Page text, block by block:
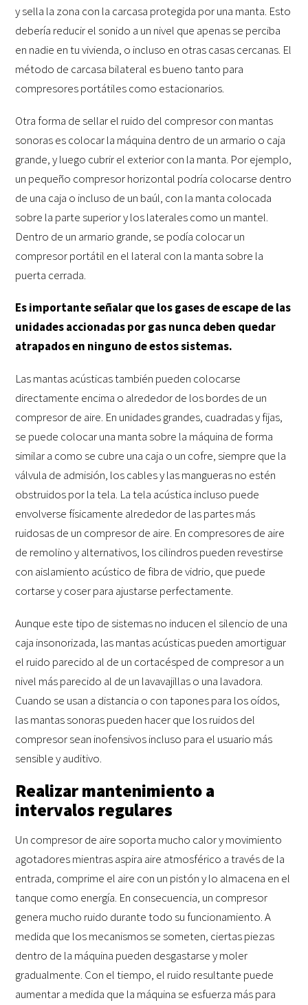
y sella la zona con la carcasa protegida por una manta. Esto
debería reducir el sonido a un nivel que apenas se perciba
en nadie en tu vivienda, o incluso en otras casas cercanas. El
método de carcasa bilateral es bueno tanto para
compresores portátiles como estacionarios.
Otra forma de sellar el ruido del compresor con mantas
sonoras es colocar la máquina dentro de un armario o caja
grande, y luego cubrir el exterior con la manta. Por ejemplo,
un pequeño compresor horizontal podría colocarse dentro
de una caja o incluso de un baúl, con la manta colocada
sobre la parte superior y los laterales como un mantel.
Dentro de un armario grande, se podía colocar un
compresor portátil en el lateral con la manta sobre la
puerta cerrada.
Es importante señalar que los gases de escape de las
unidades accionadas por gas nunca deben quedar
atrapados en ninguno de estos sistemas.
Las mantas acústicas también pueden colocarse
directamente encima o alrededor de los bordes de un
compresor de aire. En unidades grandes, cuadradas y fijas,
se puede colocar una manta sobre la máquina de forma
similar a como se cubre una caja o un cofre, siempre que la
válvula de admisión, los cables y las mangueras no estén
obstruidos por la tela. La tela acústica incluso puede
envolverse físicamente alrededor de las partes más
ruidosas de un compresor de aire. En compresores de aire
de remolino y alternativos, los cilindros pueden revestirse
con aislamiento acústico de fibra de vidrio, que puede
cortarse y coser para ajustarse perfectamente.
Aunque este tipo de sistemas no inducen el silencio de una
caja insonorizada, las mantas acústicas pueden amortiguar
el ruido parecido al de un cortacésped de compresor a un
nivel más parecido al de un lavavajillas o una lavadora.
Cuando se usan a distancia o con tapones para los oídos,
las mantas sonoras pueden hacer que los ruidos del
compresor sean inofensivos incluso para el usuario más
sensible y auditivo.
Realizar mantenimiento a
intervalos regulares
Un compresor de aire soporta mucho calor y movimiento
agotadores mientras aspira aire atmosférico a través de la
entrada, comprime el aire con un pistón y lo almacena en el
tanque como energía. En consecuencia, un compresor
genera mucho ruido durante todo su funcionamiento. A
medida que los mecanismos se someten, ciertas piezas
dentro de la máquina pueden desgastarse y moler
gradualmente. Con el tiempo, el ruido resultante puede
aumentar a medida que la máquina se esfuerza más para